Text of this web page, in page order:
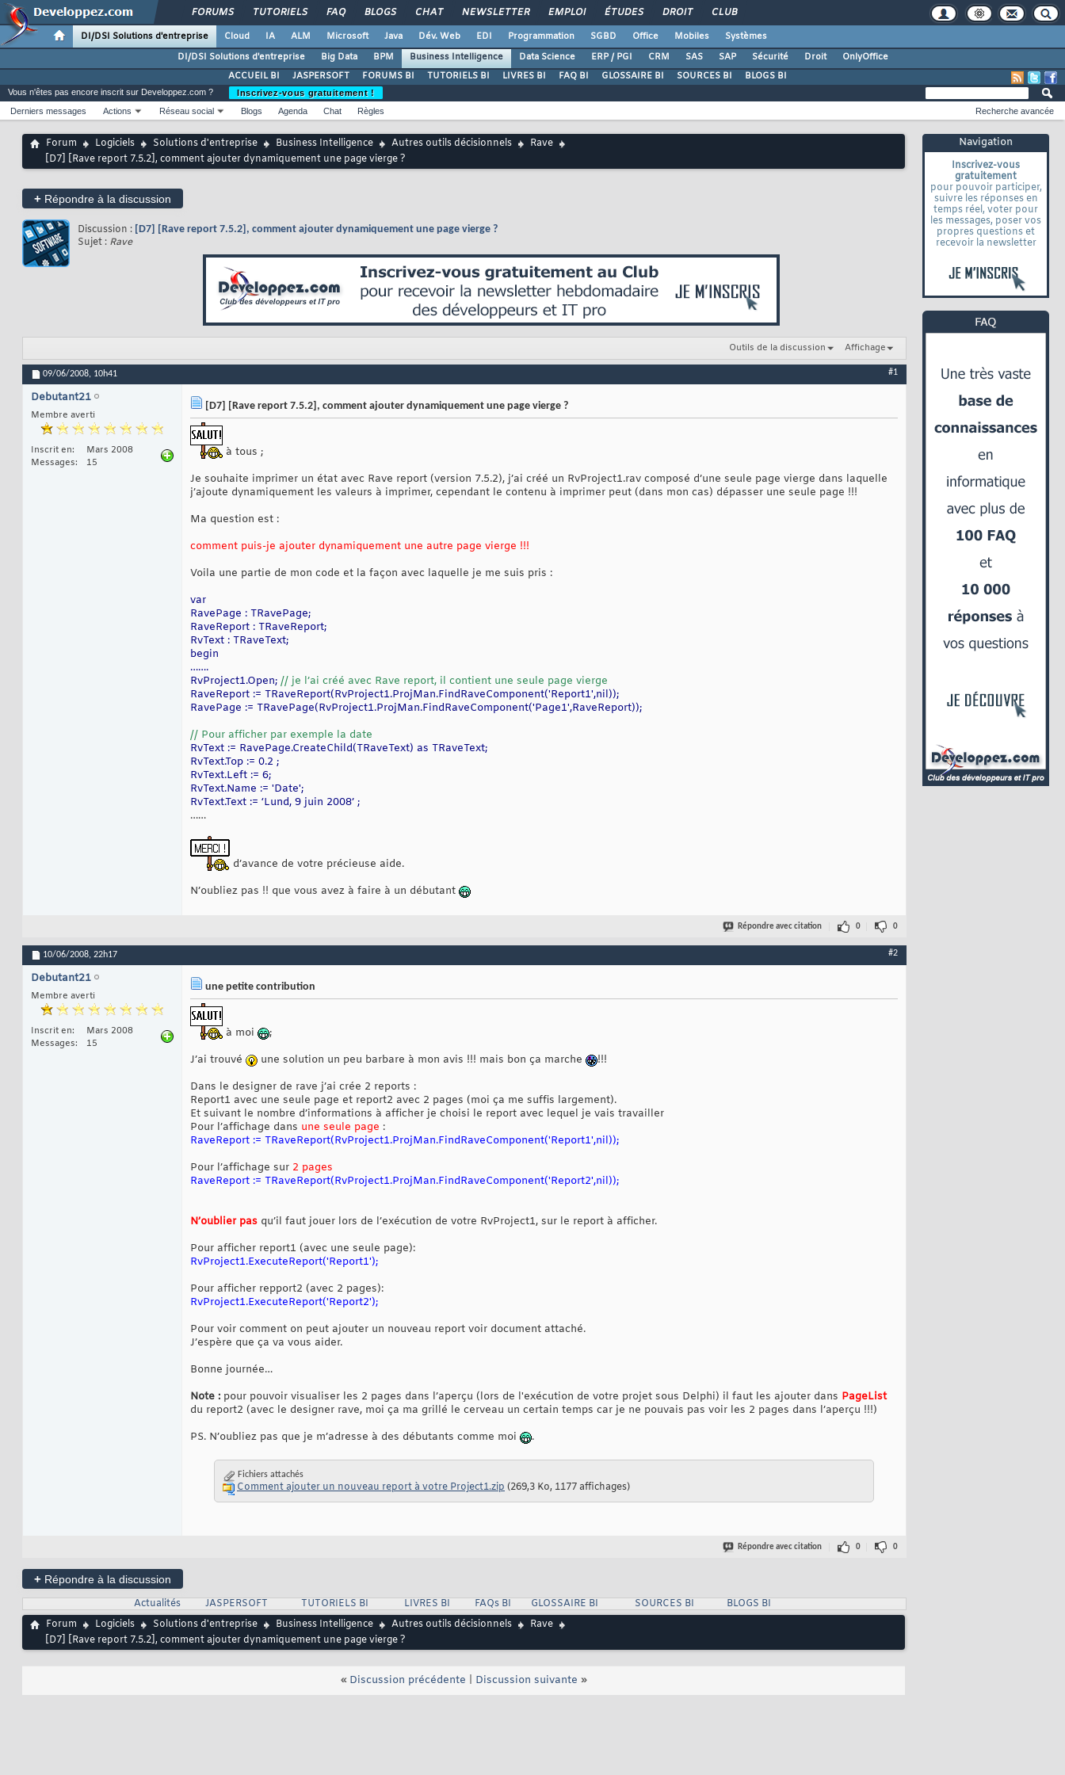
FORUMS TUTORIELS FAQ BLOGS CHAT NEWSLETTER EMPLOI ÉTUDES DROIT CLUB
DI/DSI Solutions d'entreprise Cloud IA ALM Microsoft Java Dév. Web EDI Programmation SGBD Office Mobiles
Systèmes
DI/DSI Solutions d'entreprise
Big Data BPM Business Intelligence Data Science ERP / PGI CRM SAS SAP Sécurité Droit
OnlyOffice
ACCUEIL BI
JASPERSOFT FORUMS BI TUTORIELS BI LIVRES BI FAQ BI GLOSSAIRE BI SOURCES BI BLOGS BI
Navigation
Inscrivez-vous
gratuitement
pour pouvoir participer,
suivre les réponses en
temps réel, voter pour
les messages, poser vos
propres questions et
recevoir la newsletter
Vous n'êtes pas encore inscrit sur Developpez.com ?
Inscrivez-vous gratuitement !
Derniers messages
Actions Réseau social Blogs Agenda Chat Règles Recherche avancée
Forum Logiciels Solutions d'entreprise Business Intelligence Autres outils décisionnels
Rave
[D7] [Rave report 7.5.2], comment ajouter dynamiquement une page vierge ?
+ Répondre à la discussion
Discussion : [D7] [Rave report 7.5.2], comment ajouter dynamiquement une page vierge ?
Sujet : Rave
Outils de la discussion Affichage
09/06/2008, 10h41 #1
Debutant21
Membre averti
Inscrit en
Mars 2008
Messages
15
[D7] [Rave report 7.5.2], comment ajouter dynamiquement une page vierge ?
à tous ;
Je souhaite imprimer un état avec Rave report (version 7.5.2), j’ai créé un RvProject1.rav composé d’une seule page vierge dans laquelle
j’ajoute dynamiquement les valeurs à imprimer, cependant le contenu à imprimer peut (dans mon cas) dépasser une seule page !!!
Ma question est :
comment puis-je ajouter dynamiquement une autre page vierge !!!
Voila une partie de mon code et la façon avec laquelle je me suis pris :
var
RavePage : TRavePage;
RaveReport : TRaveReport;
RvText : TRaveText;
begin
…….
RvProject1.Open; // je l’ai créé avec Rave report, il contient une seule page vierge
RaveReport := TRaveReport(RvProject1.ProjMan.FindRaveComponent('Report1',nil));
RavePage := TRavePage(RvProject1.ProjMan.FindRaveComponent('Page1',RaveReport));
// Pour afficher par exemple la date
RvText := RavePage.CreateChild(TRaveText) as TRaveText;
RvText.Top := 0.2 ;
RvText.Left := 6;
RvText.Name := 'Date';
RvText.Text := ‘Lund, 9 juin 2008’ ;
……
d’avance de votre précieuse aide.
N’oubliez pas !! que vous avez à faire à un débutant
Répondre avec citation 0 0
10/06/2008, 22h17 #2
Debutant21
Membre averti
Inscrit en
Mars 2008
Messages
15
une petite contribution
à moi
;
J’ai trouvé
une solution un peu barbare à mon avis !!! mais bon ça marche
!!!
Dans le designer de rave j’ai crée 2 reports :
Report1 avec une seule page et report2 avec 2 pages (moi ça me suffis largement).
Et suivant le nombre d’informations à afficher je choisi le report avec lequel je vais travailler
Pour l’affichage dans une seule page :
RaveReport := TRaveReport(RvProject1.ProjMan.FindRaveComponent('Report1',nil));
Pour l’affichage sur 2 pages
RaveReport := TRaveReport(RvProject1.ProjMan.FindRaveComponent('Report2',nil));
N’oublier pas qu’il faut jouer lors de l’exécution de votre RvProject1, sur le report à afficher.
Pour afficher report1 (avec une seule page):
RvProject1.ExecuteReport('Report1');
Pour afficher repport2 (avec 2 pages):
RvProject1.ExecuteReport('Report2');
Pour voir comment on peut ajouter un nouveau report voir document attaché.
J’espère que ça va vous aider.
Bonne journée…
Note : pour pouvoir visualiser les 2 pages dans l’aperçu (lors de l'exécution de votre projet sous Delphi) il faut les ajouter dans PageList
du report2 (avec le designer rave, moi ça ma grillé le cerveau un certain temps car je ne pouvais pas voir les 2 pages dans l’aperçu !!!)
PS. N’oubliez pas que je m’adresse à des débutants comme moi
.
Fichiers attachés
Comment ajouter un nouveau report à votre Project1.zip(269,3 Ko, 1177 affichages)
Répondre avec citation 0 0
+ Répondre à la discussion
Actualités
JASPERSOFT TUTORIELS BI LIVRES BI FAQs BI GLOSSAIRE BI SOURCES BI
BLOGS BI
Forum
Logiciels Solutions d'entreprise Business Intelligence Autres outils décisionnels
Rave
[D7] [Rave report 7.5.2], comment ajouter dynamiquement une page vierge ?
« Discussion précédente Discussion suivante »